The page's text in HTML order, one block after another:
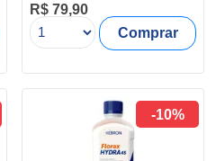
R$ 79,90
Comprar
-10%